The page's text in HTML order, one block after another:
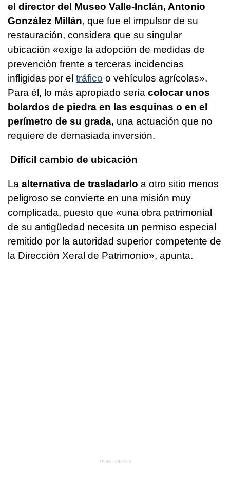
el director del Museo Valle-Inclán, Antonio
González Millán, que fue el impulsor de su
restauración, considera que su singular
ubicación «exige la adopción de medidas de
prevención frente a terceras incidencias
infligidas por el tráfico o vehículos agrícolas».
Para él, lo más apropiado sería colocar unos
bolardos de piedra en las esquinas o en el
perímetro de su grada, una actuación que no
requiere de demasiada inversión.
Difícil cambio de ubicación
La alternativa de trasladarlo a otro sitio menos
peligroso se convierte en una misión muy
complicada, puesto que «una obra patrimonial
de su antigüedad necesita un permiso especial
remitido por la autoridad superior competente de
la Dirección Xeral de Patrimonio», apunta.